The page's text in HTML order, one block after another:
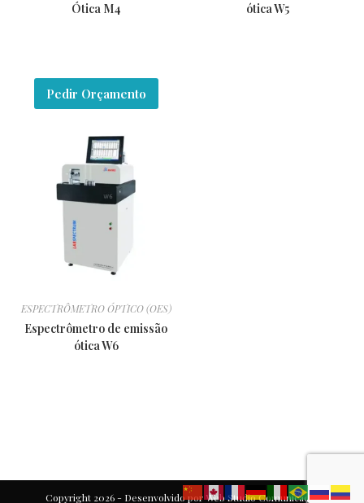
Ótica M4
ótica W5
Pedir Orçamento
ESPECTRÔMETRO ÓPTICO (OES)
Espectrômetro de emissão
ótica W6
Copyright 2026 - Desenvolvido porWeb Studio Comunicação